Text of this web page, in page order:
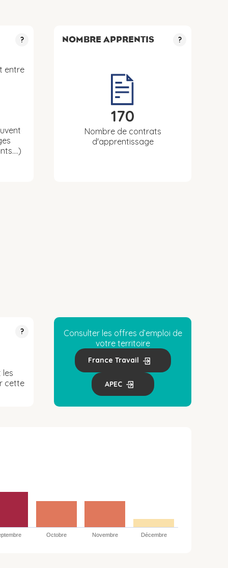
?
entre
NOMBRE APPRENTIS ?
170
Nombre de contrats
d'apprentissage
?
les
cette
Consulter les offres d’emploi de
votre territoire
France Travail
APEC
Octobre Novembre Décembre